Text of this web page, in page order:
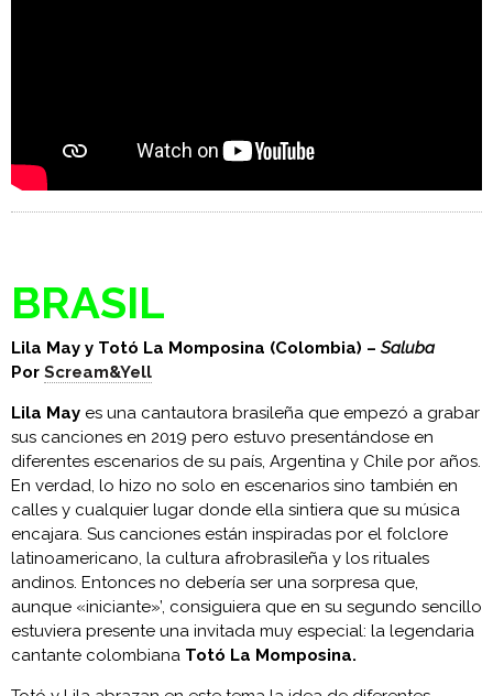
BRASIL
Lila May y Totó La Momposina (Colombia) – Saluba
Por Scream&Yell
Lila May es una cantautora brasileña que empezó a grabar
sus canciones en 2019 pero estuvo presentándose en
diferentes escenarios de su país, Argentina y Chile por años.
En verdad, lo hizo no solo en escenarios sino también en
calles y cualquier lugar donde ella sintiera que su música
encajara. Sus canciones están inspiradas por el folclore
latinoamericano, la cultura afrobrasileña y los rituales
andinos. Entonces no debería ser una sorpresa que,
aunque «iniciante»’, consiguiera que en su segundo sencillo
estuviera presente una invitada muy especial: la legendaria
cantante colombiana Totó La Momposina.